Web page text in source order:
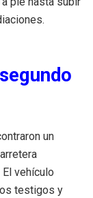
un
vehículo
testigos y